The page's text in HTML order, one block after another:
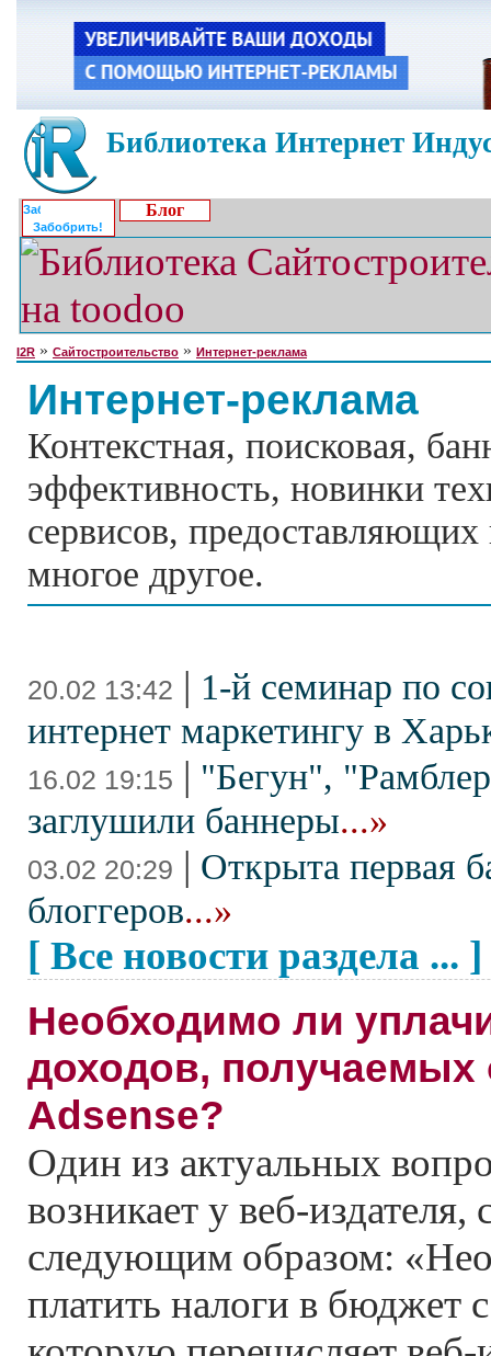
Библиотека Интернет
Забобрить!
Блог
I2R » Сайтостроительство » Интернет-реклама
Интернет-реклама
Контекстная, поисковая,
эффективность, новинки
сервисов,
многое другое.
20.02 13:42 | 1-й семинар по
интернет маркетингу в
16.02 19:15 | "Бегун",
заглушили баннеры...»
03.02 20:29 | Открыта первая
блоггеров...»
[ Все новости раздела ... ]
Необходимо ли
доходов, получаемых
Adsense?
Один из актуальных
возникает у веб-
следующим образом:
платить налоги в бюджет